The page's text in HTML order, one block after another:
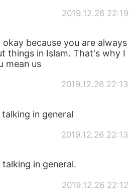
Italiano
Tiếng Việt
2019.12.26 22:19
okay because you are always
things in Islam. That's why I
mean us
2019.12.26 22:13
talking in general
2019.12.26 22:13
talking in general.
2019.12.26 22:12